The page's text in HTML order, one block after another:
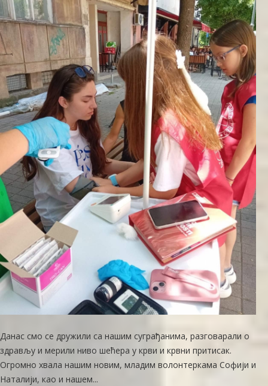
Данас смо се дружили са нашим суграђанима, разговарали о
здрављу и мерили ниво шећера у крви и крвни притисак. ​
Огромно хвала нашим новим, младим волонтеркама Софији и
Наталији, као и нашем...